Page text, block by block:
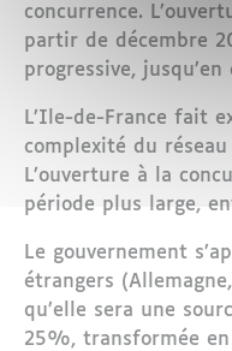
concurrence.
partir de décembre
progressive, jusqu’en
L’Ile-de-France fait
complexité du
L’ouverture à la
période plus large,
Le gouvernement
étrangers
qu’elle sera une
25%, transformée